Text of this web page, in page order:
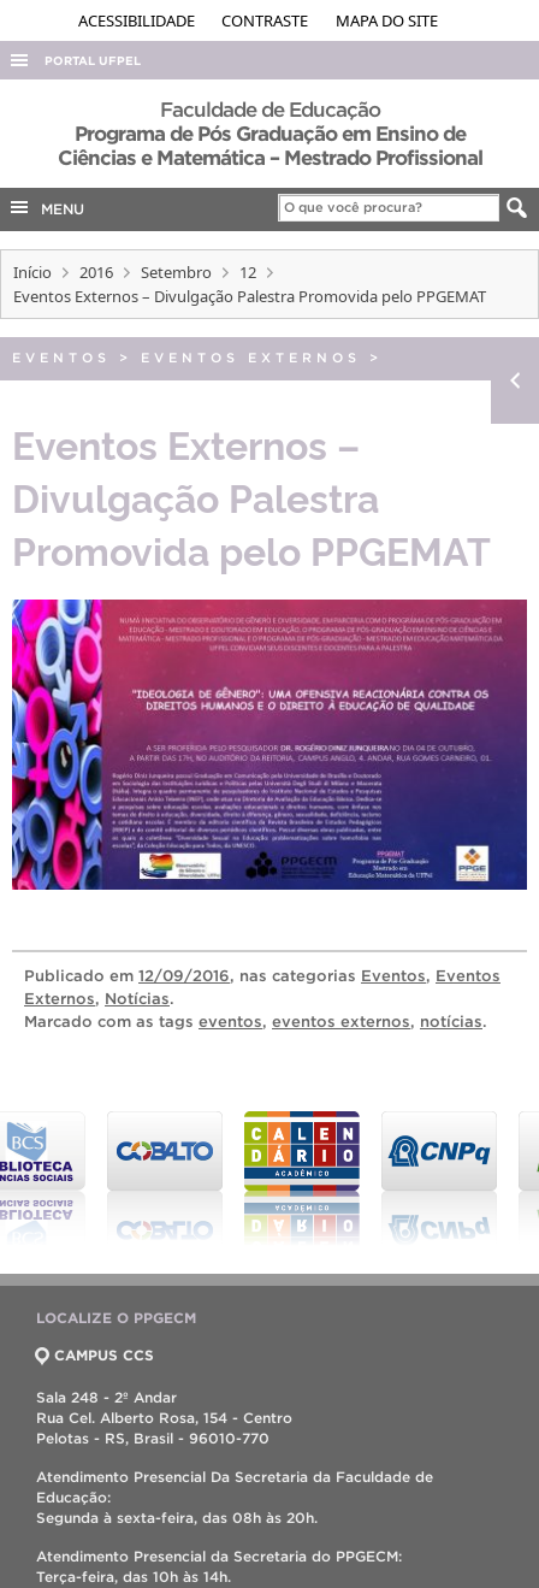
ACESSIBILIDADE CONTRASTE MAPA DO SITE
PORTAL UFPEL
ACESSO À INFORMAÇÃO
AUDITORIA
EDITAIS
INTERNACIONAL
Faculdade de Educação
Programa de Pós Graduação em Ensino de
Ciências e Matemática – Mestrado Profissional
MENU
Início 2016 Setembro
12
Eventos Externos – Divulgação Palestra Promovida pelo PPGEMAT
EVENTOS > EVENTOS EXTERNOS >
Eventos Externos –
Divulgação Palestra
Promovida pelo PPGEMAT
Publicado em 12/09/2016, nas categorias Eventos, Eventos
Externos, Notícias.
Marcado com as tags eventos, eventos externos, notícias.
LOCALIZE O PPGECM
CAMPUS CCS
Sala 248 - 2º Andar
Rua Cel. Alberto Rosa, 154 - Centro
Pelotas - RS, Brasil - 96010-770
Atendimento Presencial Da Secretaria da Faculdade de
Educação:
Segunda à sexta-feira, das 08h às 20h.
Atendimento Presencial da Secretaria do PPGECM:
Terça-feira, das 10h às 14h.